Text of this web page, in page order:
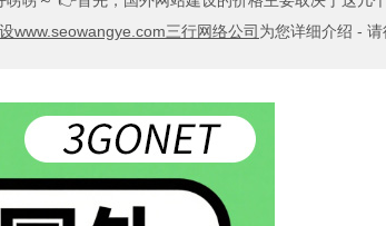
www.seowangye.com三行网络公司 为您详细介绍 - 请